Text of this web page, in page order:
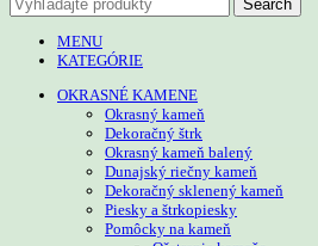
Search
MENU
KATEGÓRIE
OKRASNÉ KAMENE
Okrasný kameň
Dekoračný štrk
Okrasný kameň balený
Dunajský riečny kameň
Dekoračný sklenený kameň
Piesky a štrkopiesky
Pomôcky na kameň